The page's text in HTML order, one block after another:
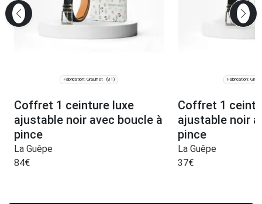
Fabrication: Graulhet (81)
Coffret 1 ceinture luxe
ajustable noir avec boucle à
pince
La Guêpe
84€
Fabrication:
Coffret 1
ajustable noir
pince
La Guêpe
37€